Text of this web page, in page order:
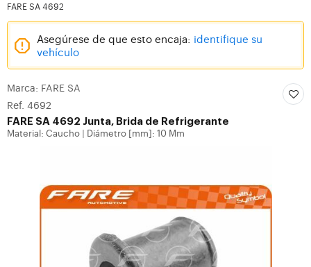
FARE SA 4692
Asegúrese de que esto encaja: identifique su
vehículo
Marca: FARE SA
Ref. 4692
FARE SA 4692 Junta, Brida de Refrigerante
Material: Caucho Diámetro [mm]: 10 Mm